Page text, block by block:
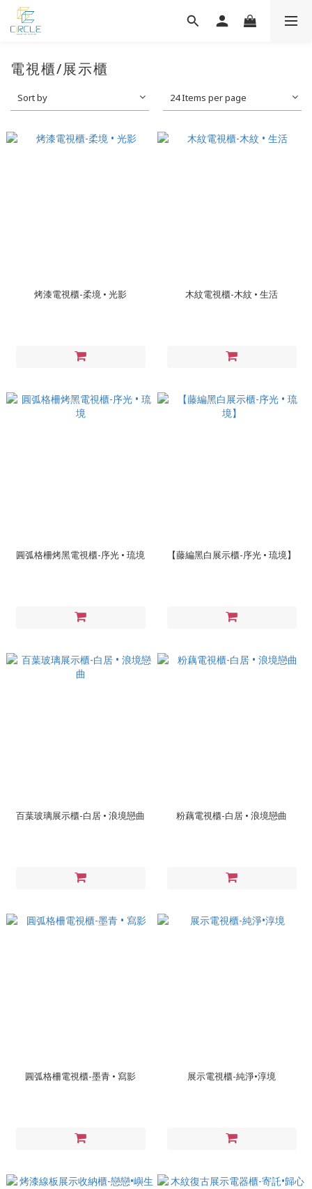
電視櫃/展示櫃
Sort by 24 Items per page
烤漆電視櫃-柔境 • 光影 木紋電視櫃-木紋 • 生活
圓弧格柵烤黑電視櫃-序光 • 琉境 【藤編黑白展示櫃-序光 • 琉境】
百葉玻璃展示櫃-白居 • 浪境戀曲 粉藕電視櫃-白居 • 浪境戀曲
圓弧格柵電視櫃-墨青 • 寫影 展示電視櫃-純淨•淳境